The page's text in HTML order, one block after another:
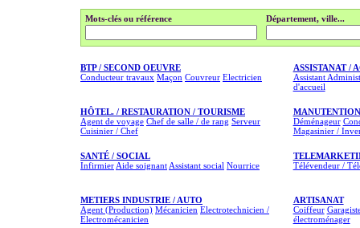
Mots-clés ou référence Département, ville...
BTP / SECOND OEUVRE
Conducteur travaux Maçon Couvreur Electricien
ASSISTANAT /
Assistant
d'accueil
HÔTEL. / RESTAURATION / TOURISME
Agent de voyage Chef de salle / de rang Serveur
Cuisinier / Chef
Déménageur
Magasinier /
SANTÉ / SOCIAL
Infirmier Aide soignant Assistant social Nourrice
Télévendeur /
METIERS INDUSTRIE / AUTO
Agent (Production) Mécanicien Electrotechnicien /
Electromécanicien
ARTISANAT
Coiffeur
électroménager